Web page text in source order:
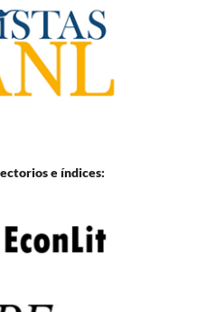
e índices: